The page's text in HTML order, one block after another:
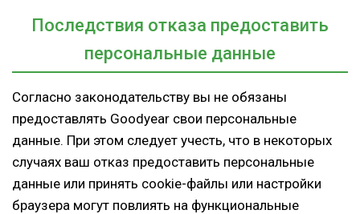
Последствия отказа предоставить
персональные данные
Согласно законодательству вы не обязаны
предоставлять Goodyear свои персональные
данные. При этом следует учесть, что в некоторых
случаях ваш отказ предоставить персональные
данные или принять cookie-файлы или настройки
браузера могут повлиять на функциональные